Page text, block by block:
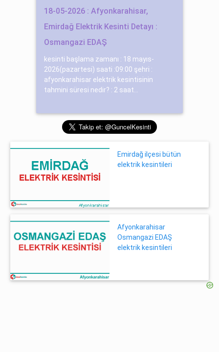
18-05-2026 : Afyonkarahisar,
Emirdağ Elektrik Kesinti Detayı :
Osmangazi EDAŞ
kesinti başlama zamanı : 18 mayıs-
2026(pazartesi) saati :09:00 şehri :
afyonkarahisar elektrik kesintisinin
tahmini süresi nedir? : 2 saat...
Emirdağ ilçesi bütün
elektrik kesintileri
Afyonkarahisar
Osmangazi EDAŞ
elektrik kesintileri